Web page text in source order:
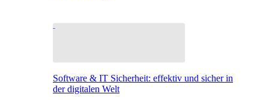
Software & IT Sicherheit: effektiv und sicher in
der digitalen Welt